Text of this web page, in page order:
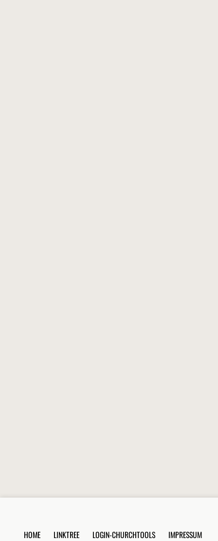
HOME LINKTREE LOGIN-CHURCHTOOLS
IMPRESSUM